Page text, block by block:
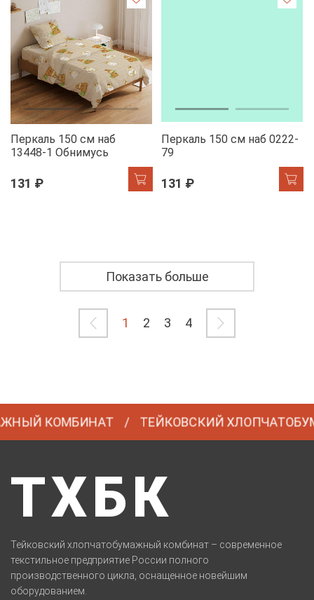
Перкаль 150 см наб
13448-1 Обнимусь
131 ₽
Перкаль 150 см наб 0222-
79
131 ₽
Показать больше
1 2 3 4
КОМБИНАТ ТЕЙКОВСКИЙ
ТХБК
Тейковский хлопчатобумажный комбинат – современное
текстильное предприятие России полного
производственного цикла, оснащенное новейшим
оборудованием.